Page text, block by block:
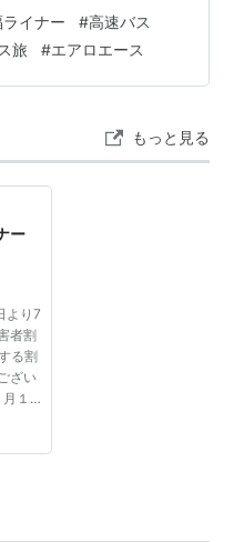
ずに乗れる山陽新幹線
賃で利用できる「広福
。 この記事で分かるこ
ナー」の運行概要・所
ライナー #高速バス
旅 #エアロエース
もっと見る
ー
より7
者割
る割
ざい
１